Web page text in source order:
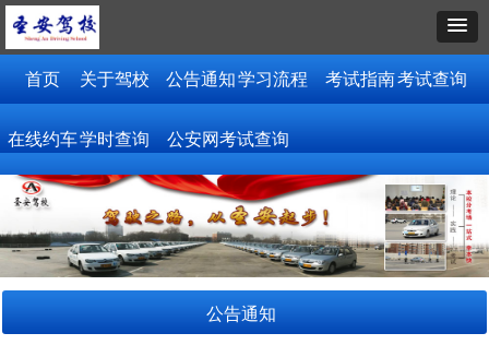
首页 关于驾校 公告通知学习流程 考试指南考试查询
在线约车学时查询 公安网考试查询
公告通知